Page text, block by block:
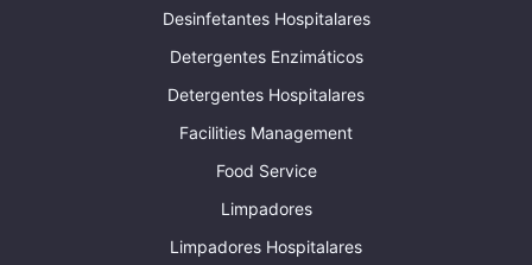
Desinfetantes Hospitalares
Detergentes Enzimáticos
Detergentes Hospitalares
Facilities Management
Food Service
Limpadores
Limpadores Hospitalares